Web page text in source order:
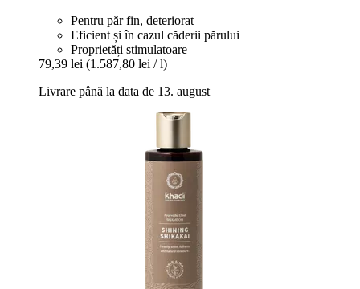
Pentru păr fin, deteriorat
Eficient și în cazul căderii părului
Proprietăți stimulatoare
79,39 lei (1.587,80 lei / l)
Livrare până la data de 13. august